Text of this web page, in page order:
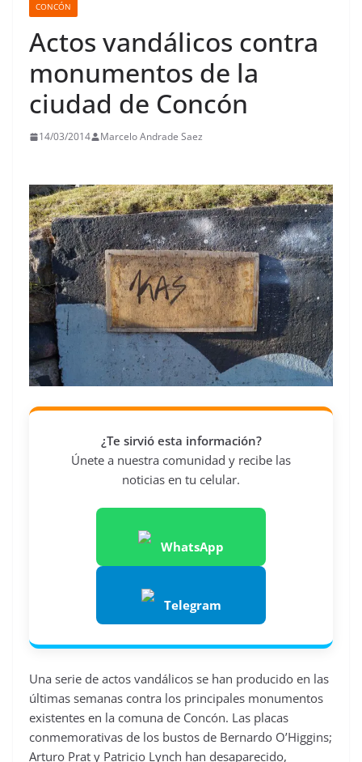
CONCÓN
Actos vandálicos contra
monumentos de la
ciudad de Concón
14/03/2014 Marcelo Andrade Saez
¿Te sirvió esta información?
Únete a nuestra comunidad y recibe las
noticias en tu celular.
WhatsApp
Telegram
Una serie de actos vandálicos se han producido en las
últimas semanas contra los principales monumentos
existentes en la comuna de Concón. Las placas
conmemorativas de los bustos de Bernardo O’Higgins;
Arturo Prat y Patricio Lynch han desaparecido,